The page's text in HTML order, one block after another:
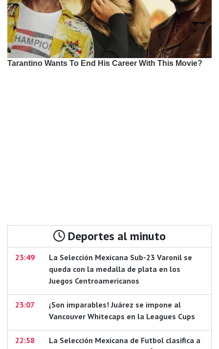
Deportes al minuto
23:49
La Selección Mexicana Sub-23 Varonil se
queda con la medalla de plata en los
Juegos Centroamericanos
23:07
¡Son imparables! Juárez se impone al
Vancouver Whitecaps en la Leagues Cups
22:58
La Selección Mexicana de Futbol clasifica a